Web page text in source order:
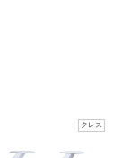
クレス